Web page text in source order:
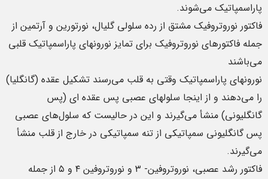
پاراسمپاتیک می‌شوند.
فاکتور نوروتروفیک مشتق از رده سلولی گلیال، نورتورین و آرتمین از
جمله فاکتورهای نوروتروفیک برای تمایز نورونهای پاراسمپاتیک قلبی
می‌باشند
نورونهای پاراسمپاتیک وقتی به قلب می‌رسند تشکیل عقده (گانگلیا)
را می‌دهند و از اینجا سلولهای عصبی پس عقده ای (پس
گانگلیونی) منشأ می‌گیرند و این در حالیست که سلول‌های عصبی
پس گانگلیونی سمپاتیکی از تنه سمپاتیکی در خارج از قلب منشأ
می‌گیرند.
فاکتور رشد عصبی، نوروتروفین- ۳ و نوروتروفین ۴ و ۵ از جمله